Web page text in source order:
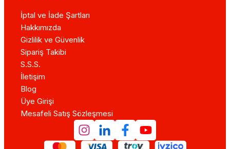
İptal ve İade Şartları
Hakkımızda
Gizlilik ve Güvenlik
Sipariş Takibi
S.S.S.
İletişim
Blog
Üye Girişi
Mesafeli Satış Sözleşmesi